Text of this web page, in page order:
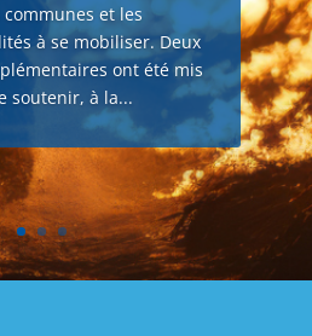
communes et les
à se mobiliser. Deux
ont été mis
soutenir, à la...